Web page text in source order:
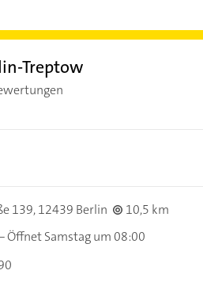
Treptow
139,12439 Berlin
10,5 km
Öffnet Samstag um 08:00